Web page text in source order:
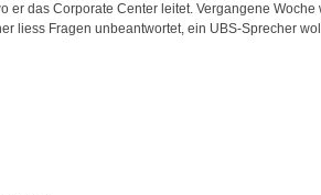
er das Corporate Center leitet. Vergangene
liess Fragen unbeantwortet, ein UBS-Sprecher